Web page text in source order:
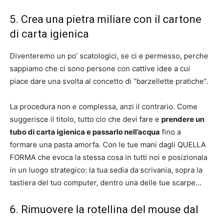
5. Crea una pietra miliare con il cartone
di carta igienica
Diventeremo un po’ scatologici, se ci e permesso, perche
sappiamo che ci sono persone con cattive idee a cui
piace dare una svolta al concetto di “barzellette pratiche”.
La procedura non e complessa, anzi il contrario. Come
suggerisce il titolo, tutto cio che devi fare e prendere un
tubo di carta igienica e passarlo nell’acqua fino a
formare una pasta amorfa. Con le tue mani dagli QUELLA
FORMA che evoca la stessa cosa in tutti noi e posizionala
in un luogo strategico: la tua sedia da scrivania, sopra la
tastiera del tuo computer, dentro una delle tue scarpe…
6. Rimuovere la rotellina del mouse dal